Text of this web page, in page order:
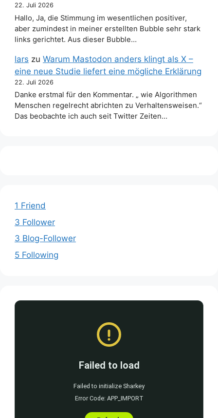
22. Juli 2026
Hallo, Ja, die Stimmung im wesentlichen positiver,
aber zumindest in meiner erstellten Bubble sehr stark
links gerichtet. Aus dieser Bubble…
lars zu Warum Mastodon anders klingt als X –
eine neue Studie liefert eine mögliche Erklärung
22. Juli 2026
Danke erstmal für den Kommentar. „ wie Algorithmen
Menschen regelrecht abrichten zu Verhaltensweisen.“
Das beobachte ich auch seit Twitter Zeiten…
1 Friend
3 Follower
3 Blog-Follower
5 Following